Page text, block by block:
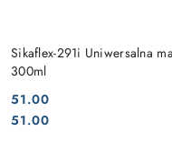
Sikaflex-291i Uniwersalna
300ml
Cena:
51.00
Cena:
51.00